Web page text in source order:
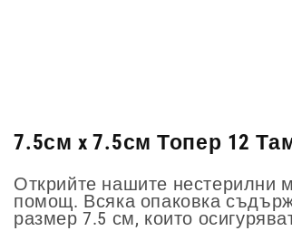
7.5см x 7.5см Топер 12
Открийте нашите нестерилни
помощ. Всяка опаковка
размер 7.5 см, които